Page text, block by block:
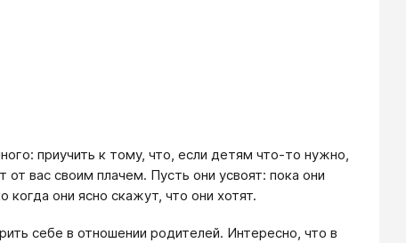
приучить к тому, что, если детям что-то нужно,
вас своим плачем. Пусть они усвоят: пока они
они ясно скажут, что они хотят.
себе в отношении родителей. Интересно, что в